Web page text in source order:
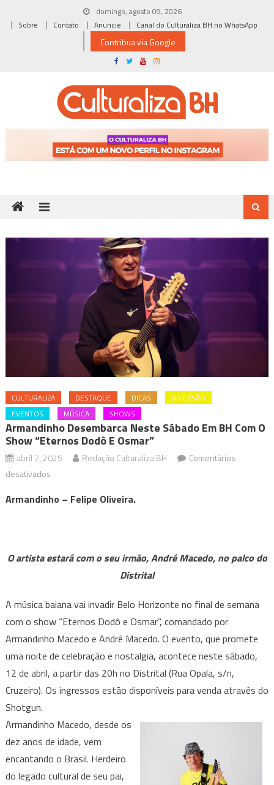
domingo, agosto 09, 2026
Sobre
Contato Anuncie Canal do Culturaliza BH no WhatsApp
Contribua via Google
CULTURALIZA DESTAQUE DICAS
DIVERSÃO
EVENTOS
MÚSICA SHOWS
Armandinho Desembarca Neste Sábado Em BH Com O
Show “Eternos Dodô E Osmar”
abril 7, 2025 Redação Culturaliza BH
Comentários
desativadosem
desembarca
BH
show
“Eternos
Dodô
e
Osmar”
Armandinho – Felipe Oliveira.
O artista estará com o seu irmão, André Macedo, no palco do
Distrital
A música baiana vai invadir Belo Horizonte no final de semana
com o show “Eternos Dodô e Osmar”, comandado por
Armandinho Macedo e André Macedo. O evento, que promete
uma noite de celebração e nostalgia, acontece neste sábado,
12 de abril, a partir das 20h no Distrital (Rua Opala, s/n,
Cruzeiro). Os ingressos estão disponíveis para venda através do
Shotgun.
Armandinho Macedo, desde os
dez anos de idade, vem
encantando o Brasil. Herdeiro
do legado cultural de seu pai,